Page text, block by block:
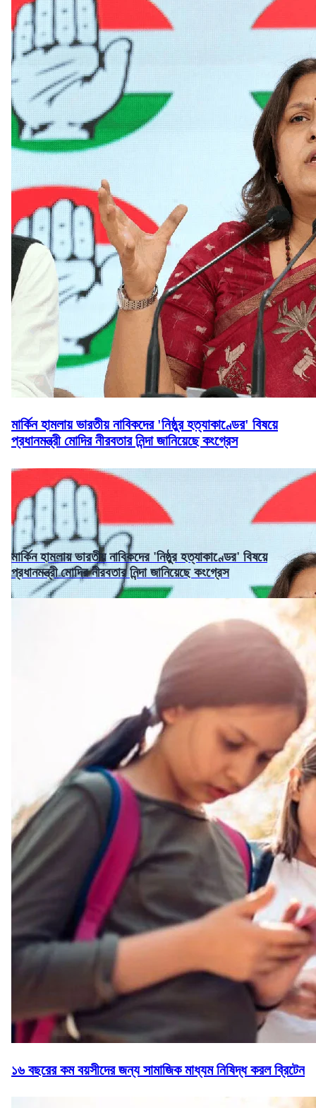
মার্কিন হামলায় ভারতীয় নাবিকদের 'নিষ্ঠুর হত্যাকাণ্ডের' বিষয়ে
প্রধানমন্ত্রী মোদির নীরবতার নিন্দা জানিয়েছে কংগ্রেস
মার্কিন হামলায় ভারতীয় নাবিকদের 'নিষ্ঠুর হত্যাকাণ্ডের' বিষয়ে
প্রধানমন্ত্রী মোদির নীরবতার নিন্দা জানিয়েছে কংগ্রেস
১৬ বছরের কম বয়সীদের জন্য সামাজিক মাধ্যম নিষিদ্ধ করল ব্রিটেন